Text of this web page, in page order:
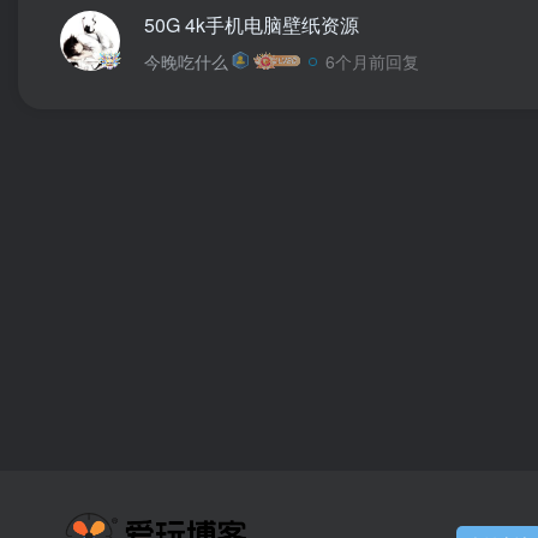
50G 4k手机电脑壁纸资源
今晚吃什么 6个月前回复